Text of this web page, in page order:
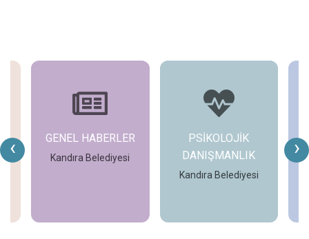
‹ ›
GENEL HABERLER
Kandıra Belediyesi
PSİKOLOJİK
DANIŞMANLIK
Kandıra Belediyesi